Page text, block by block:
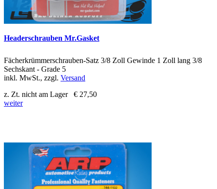
Headerschrauben Mr.Gasket
Fächerkrümmerschrauben-Satz 3/8 Zoll Gewinde 1 Zoll lang 3/8
Sechskant - Grade 5
inkl. MwSt., zzgl. Versand
z. Zt. nicht am Lager
€ 27,50
weiter